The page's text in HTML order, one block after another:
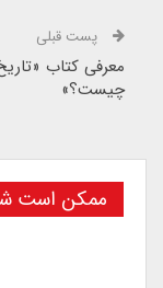
پست قبلی
معرفی کتاب
چیست؟»
ممکن است